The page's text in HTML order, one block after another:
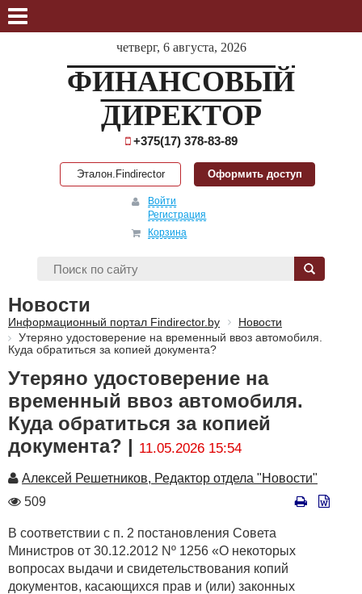
четверг, 6 августа, 2026
ФИНАНСОВЫЙ
ДИРЕКТОР
+375(17) 378-83-89
Эталон.Findirector Оформить доступ
Войти
Регистрация
Корзина
Новости
Информационный портал Findirector.by
Новости
Утеряно удостоверение на временный ввоз автомобиля.
Куда обратиться за копией документа?
Утеряно удостоверение на
временный ввоз автомобиля.
Куда обратиться за копией
документа? | 11.05.2026 15:54
Автор
Алексей Решетников, Редактор отдела "Новости"
Количество
509
В соответствии с п. 2 постановления Совета
Министров от 30.12.2012 Nº 1256 «О некоторых
вопросах выдачи и свидетельствования копий
документов, касающихся прав и (или) законных